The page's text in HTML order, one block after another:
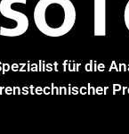
für die